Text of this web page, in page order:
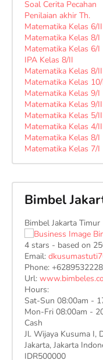
Soal Cerita Pecahan
Penilaian akhir Th.
Matematika Kelas 6/II
Matematika Kelas 8/I
Matematika Kelas 6/I
IPA Kelas 8/II
Matematika Kelas 8/II
Matematika Kelas
Matematika Kelas 9/I
Matematika Kelas 9/II
Matematika Kelas 5/II
Matematika Kelas 4/II
Matematika Kelas 8/I
Matematika Kelas 7/I
Bimbel
Bimbel Jakarta Timur
4stars - based on
Email:
Phone:
Url:
Hours:
Sat-Sun 08:00am -
Mon-Fri 08:00am -
Cash
Jl. Wijaya Kusuma I,
Jakarta, Jakarta
IDR500000